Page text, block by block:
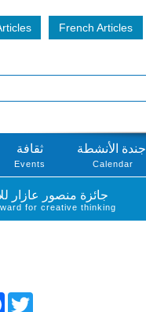
French Articles
أجندة الأنشطة
Calendar
ثقافة
Events
جائزة منصور عازار
for creative thinking